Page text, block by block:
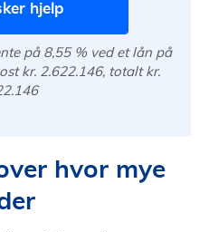
hjelp
på 8,55 % ved et lån på
kr. 2.622.146, totalt kr.
hvor mye